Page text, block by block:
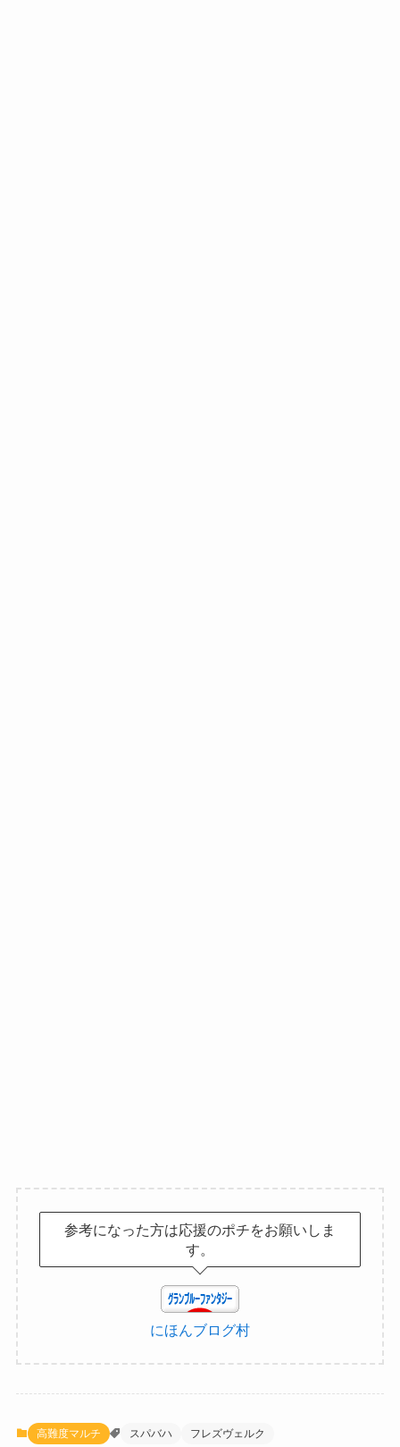
参考になった方は応援のポチをお願いしま
す。
にほんブログ村
高難度マルチ スパバハ フレズヴェルク